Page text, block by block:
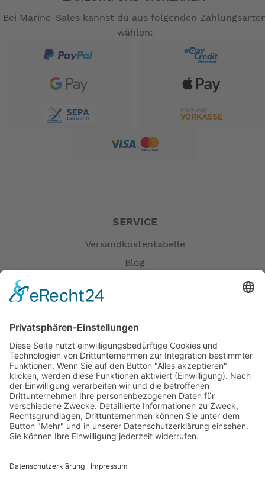
Bei Marine-Sales kannst du aus folgenden
wählen:
SERVICE
Versandkostentabelle
Blog
Öffnungszeiten
Versandpartner
Verfügbarkeiten
Zahlung und Versand
Datenschutz
Fernabsatz
Widerrufsrecht bei Reparatur